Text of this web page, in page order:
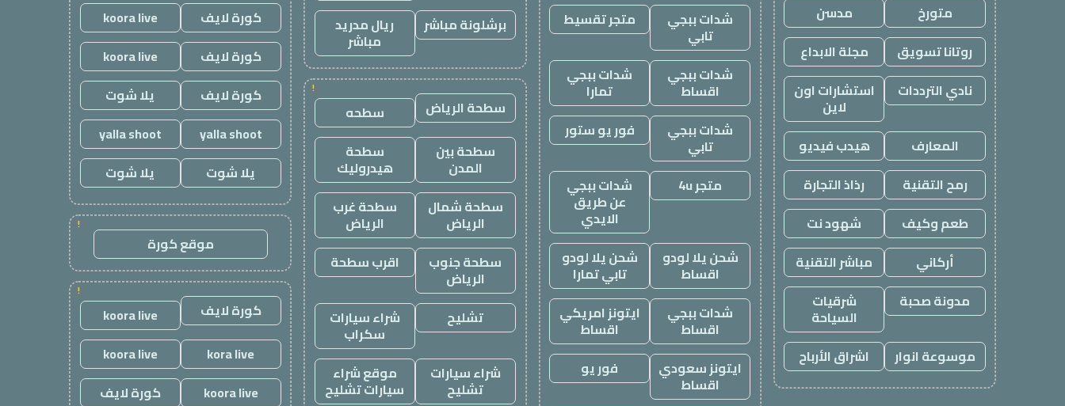
متورخ
مدسن
روتانا تسويق
مجلة الابداع
نادي الترددات
استشارات اون
لاين
المعارف
هيدب فيديو
رمح التقنية
رذاذ التجارة
طعم وكيف
شهود نت
أركاني
مباشر التقنية
مدونة صحبة
شرقيات
السياحة
موسوعة انوار
اشراق الأرباح
شدات ببجي
تابي
متجر تقسيط
شدات ببجي
اقساط
شدات ببجي
تمارا
شدات ببجي
تابي
فور يو ستور
متجر 4u شدات ببجي
عن طريق
الايدي
شحن يلا لودو
اقساط
شحن يلا لودو
تابي تمارا
شدات ببجي
اقساط
ايتونز امريكي
اقساط
ايتونز سعودي
اقساط
فور يو
برشلونة مباشر
ريال مدريد
مباشر
!
سطحة الرياض
سطحه
سطحة بين
المدن
سطحة
هيدروليك
سطحة شمال
الرياض
سطحة غرب
الرياض
سطحة جنوب
الرياض
اقرب سطحة
تشليح شراء سيارات
سكراب
شراء سيارات
تشليح
موقع شراء
سيارات تشليح
كورة لايف
koora live
كورة لايف
koora live
كورة لايف
يلا شوت
yalla shoot
yalla shoot
يلا شوت
يلا شوت
!
موقع كورة
!
كورة لايف
koora live
kora live
koora live
koora live
كورة لايف